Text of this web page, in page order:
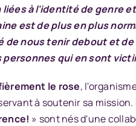
à l'identité de genre
est de plus en plus
de nous tenir debout et
qui en sont
le rose,
à soutenir sa
» sont nés d'une